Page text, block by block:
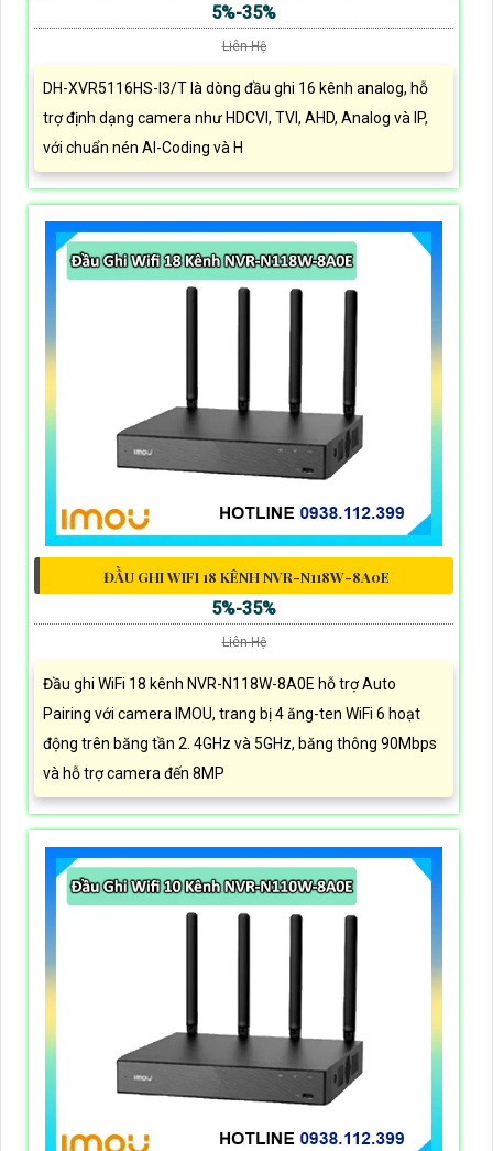
5%-35%
Liên Hệ
DH-XVR5116HS-I3/T là dòng đầu ghi 16 kênh analog, hỗ
trợ định dạng camera như HDCVI, TVI, AHD, Analog và IP,
với chuẩn nén AI-Coding và H
ĐẦU GHI WIFI 18 KÊNH NVR-N118W-8A0E
5%-35%
Liên Hệ
Đầu ghi WiFi 18 kênh NVR-N118W-8A0E hỗ trợ Auto
Pairing với camera IMOU, trang bị 4 ăng-ten WiFi 6 hoạt
động trên băng tần 2. 4GHz và 5GHz, băng thông 90Mbps
và hỗ trợ camera đến 8MP